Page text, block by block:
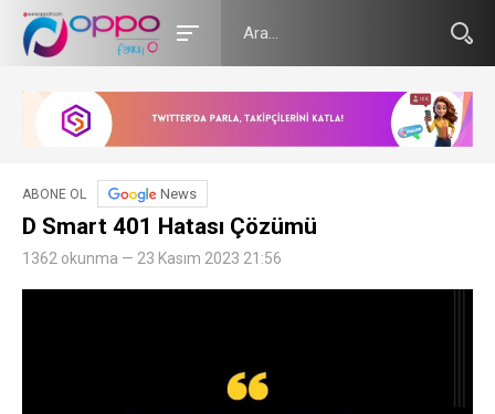
ABONE OL News
D Smart 401 Hatası Çözümü
1362 okunma — 23 Kasım 2023 21:56